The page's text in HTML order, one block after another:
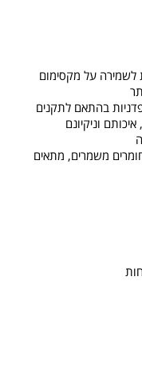
לשמירה על מקסימום
בהתאם לתקנים
וניקיונם
משמרים, מתאים